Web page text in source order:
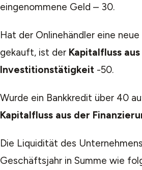
eingenommene Geld – 30.
Hat der Onlinehändler eine
gekauft, ist der Kapitalfluss
Investitionstätigkeit -50.
Wurde ein Bankkredit über 40
Kapitalfluss aus der
Die Liquidität des
Geschäftsjahr in Summe wie